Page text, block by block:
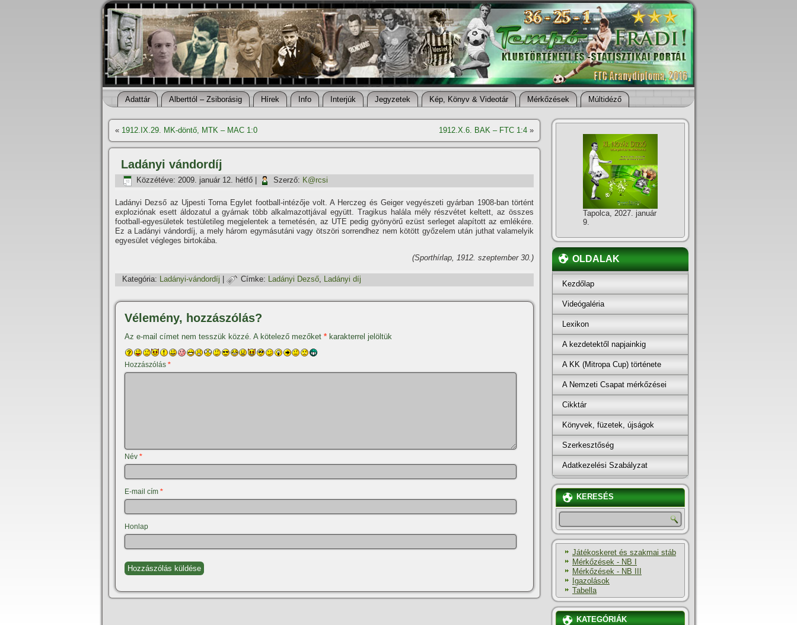
Adattár Alberttól – Zsiborásig Hí­rek Info Interjúk Jegyzetek Kép, Könyv & Videotár Mérkőzések Múltidéző
« 1912.IX.29. MK-döntő, MTK – MAC 1:0 1912.X.6. BAK – FTC 1:4 »
Ladányi vándordí­j
Közzétéve: 2009. január 12. hétfő Szerző: K@rcsi
Ladányi Dezső az Ujpesti Torna Egylet football-intézője volt. A Herczeg és Geiger vegyészeti gyárban 1908-ban történt
exploziónak esett áldozatul a gyárnak több alkalmazottjával együtt. Tragikus halála mély részvétet keltett, az összes
football-egyesületek testületileg megjelentek a temetésén, az UTE pedig gyönyörű ezüst serleget alapí­tott az emlékére.
Ez a Ladányi vándordí­j, a mely három egymásutáni vagy ötszöri sorrendhez nem kötött győzelem után juthat valamelyik
egyesület végleges birtokába.
(Sporthí­rlap, 1912. szeptember 30.)
Kategória: Ladányi-vándordí­j Címke: Ladányi Dezső, Ladányi dí­j
Vélemény, hozzászólás?
Az e-mail címet nem tesszük közzé. A kötelező mezőket * karakterrel jelöltük
Hozzászólás *
Név *
E-mail cím *
Honlap
Tapolca, 2027. január
9.
OLDALAK
Kezdőlap
Videógaléria
Lexikon
A kezdetektől napjainkig
A KK (Mitropa Cup) története
A Nemzeti Csapat mérkőzései
Cikktár
Könyvek, füzetek, újságok
Szerkesztőség
Adatkezelési Szabályzat
KERESÉS
Játékoskeret és szakmai stáb
Mérkőzések - NB I
Mérkőzések - NB III
Igazolások
Tabella
KATEGÓRIÁK